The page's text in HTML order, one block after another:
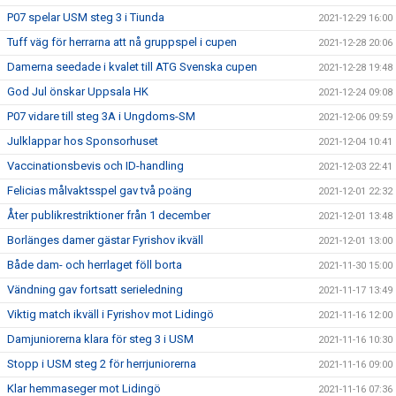
P07 spelar USM steg 3 i Tiunda 2021-12-29 16:00
Tuff väg för herrarna att nå gruppspel i cupen 2021-12-28 20:06
Damerna seedade i kvalet till ATG Svenska cupen 2021-12-28 19:48
God Jul önskar Uppsala HK 2021-12-24 09:08
P07 vidare till steg 3A i Ungdoms-SM 2021-12-06 09:59
Julklappar hos Sponsorhuset 2021-12-04 10:41
Vaccinationsbevis och ID-handling 2021-12-03 22:41
Felicias målvaktsspel gav två poäng 2021-12-01 22:32
Åter publikrestriktioner från 1 december 2021-12-01 13:48
Borlänges damer gästar Fyrishov ikväll 2021-12-01 13:00
Både dam- och herrlaget föll borta 2021-11-30 15:00
Vändning gav fortsatt serieledning 2021-11-17 13:49
Viktig match ikväll i Fyrishov mot Lidingö 2021-11-16 12:00
Damjuniorerna klara för steg 3 i USM 2021-11-16 10:30
Stopp i USM steg 2 för herrjuniorerna 2021-11-16 09:00
Klar hemmaseger mot Lidingö 2021-11-16 07:36